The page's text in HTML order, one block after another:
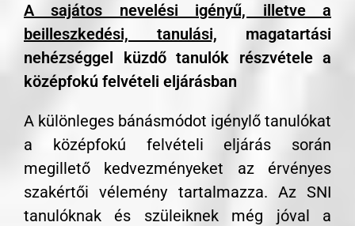
A sajátos nevelési igényű, illetve a
beilleszkedési, tanulási, magatartási
nehézséggel küzdő tanulók részvétele a
középfokú felvételi eljárásban
A különleges bánásmódot igénylő tanulókat
a középfokú felvételi eljárás során
megillető kedvezményeket az érvényes
szakértői vélemény tartalmazza. Az SNI
tanulóknak és szüleiknek még jóval a